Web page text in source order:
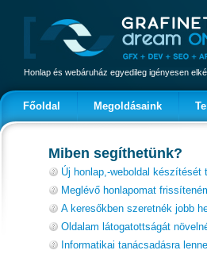
Honlap és webáruház egyedileg igényesen
Főoldal Megoldásaink
Miben segíthetünk?
Új honlap,-weboldal készítését
Meglévő honlapomat
A keresőkben szeretnék jobb
Oldalam látogatottságát
Informatikai tanácsadásra